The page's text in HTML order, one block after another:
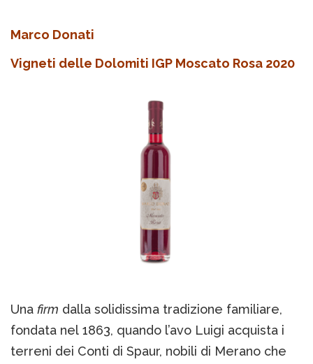
Marco Donati
Vigneti delle Dolomiti IGP Moscato Rosa 2020
Una firm dalla solidissima tradizione familiare,
fondata nel 1863, quando l’avo Luigi acquista i
terreni dei Conti di Spaur, nobili di Merano che